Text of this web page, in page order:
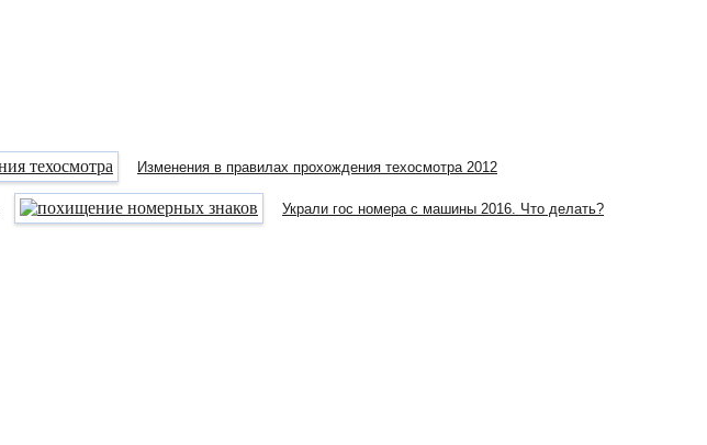
Изменения в правилах прохождения техосмотра 2012
Украли гос номера с машины 2016. Что делать?